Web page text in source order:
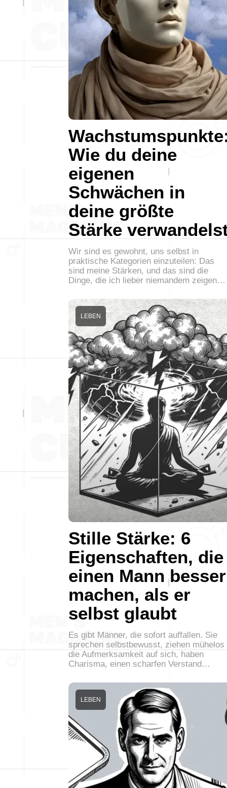
Wie du deine
eigenen
Schwächen in
deine größte
Stärke
Wir sind es gewohnt, uns selbst in
praktische Kategorien einzuteilen: Das
sind meine Stärken, und das sind die
Dinge, die ich lieber niemandem zeigen…
Stille Stärke: 6
Eigenschaften, die
einen Mann besser
machen, als er
selbst glaubt
LEBEN
Es gibt Männer, die sofort auffallen. Sie
sprechen selbstbewusst, ziehen mühelos
die Aufmerksamkeit auf sich, haben
Charisma, einen scharfen Verstand…
LEBEN